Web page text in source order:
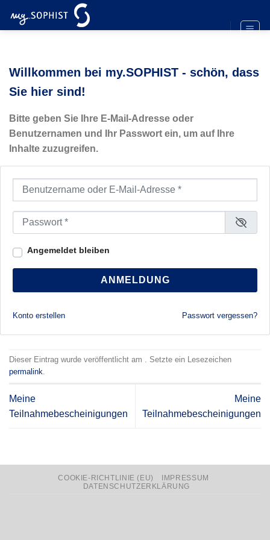
Inhalt
Willkommen bei my.SOPHIST - schön, dass
Sie hier sind!
Bitte geben Sie Ihre E-Mail-Adresse oder
Benutzernamen und Ihr Passwort ein, um auf Ihre
Inhalte zuzugreifen.
Benutzername oder E-Mail-Adresse
Passwort
Angemeldet bleiben
ANMELDUNG
Konto erstellen Passwort vergessen?
Dieser Eintrag wurde veröffentlicht am . Setzte ein Lesezeichen
permalink.
Meine
Teilnahmebescheinigungen
Meine
Teilnahmebescheinigungen
COOKIE-RICHTLINIE (EU)
IMPRESSUM
DATENSCHUTZERKLÄRUNG